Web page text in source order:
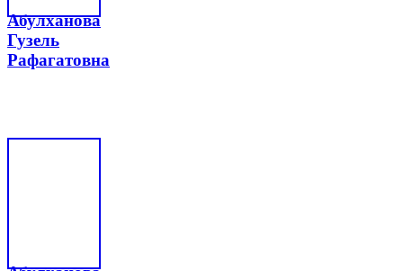
Абулханова
Гузель
Рафагатовна